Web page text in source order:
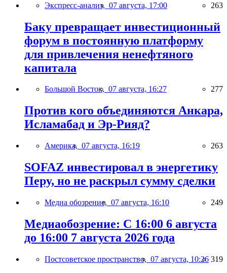
Экспресс-анализ, 07 августа, 17:00 263
Баку превращает инвестиционный
форум в постоянную платформу
для привлечения ненефтяного
капитала
Большой Восток, 07 августа, 16:27 277
Против кого объединяются Анкара,
Исламабад и Эр-Рияд?
Америка, 07 августа, 16:19 263
SOFAZ инвестировал в энергетику
Перу, но не раскрыл сумму сделки
Медиа обозрение, 07 августа, 16:10 249
Медиаобозрение: С 16:00 6 августа
до 16:00 7 августа 2026 года
Постсоветское пространство, 07 августа, 10:26 319